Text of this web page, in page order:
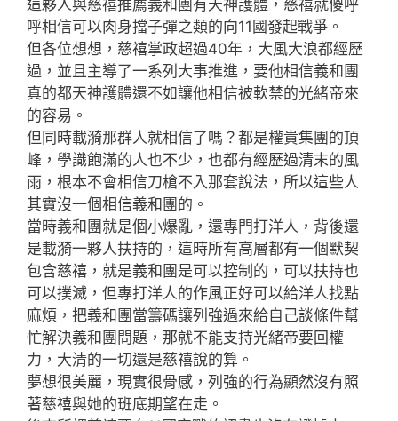
這夥人與慈禧推薦義和團有天神護體，慈禧就傻呼
呼相信可以肉身擋子彈之類的向11國發起戰爭。
但各位想想，慈禧掌政超過40年，大風大浪都經歷
過，並且主導了一系列大事推進，要他相信義和團
真的都天神護體還不如讓他相信被軟禁的光緒帝來
的容易。
但同時載漪那群人就相信了嗎？都是權貴集團的頂
峰，學識飽滿的人也不少，也都有經歷過清末的風
雨，根本不會相信刀槍不入那套說法，所以這些人
其實沒一個相信義和團的。
當時義和團就是個小爆亂，還專門打洋人，背後還
是載漪一夥人扶持的，這時所有高層都有一個默契
包含慈禧，就是義和團是可以控制的，可以扶持也
可以撲滅，但專打洋人的作風正好可以給洋人找點
麻煩，把義和團當籌碼讓列強過來給自己談條件幫
忙解決義和團問題，那就不能支持光緒帝要回權
力，大清的一切還是慈禧說的算。
夢想很美麗，現實很骨感，列強的行為顯然沒有照
著慈禧與她的班底期望在走。